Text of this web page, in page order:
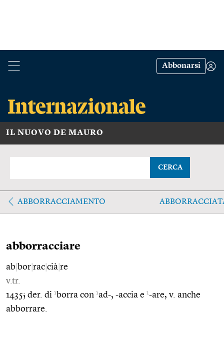
Abbonarsi
IL NUOVO DE MAURO
CERCA
ABBORRACCIAMENTO
abborracciare
ab bor rac cià re
v.tr.
1435; der. di 1borra con 1ad-, -accia e 1-are, v. anche
abborrare.